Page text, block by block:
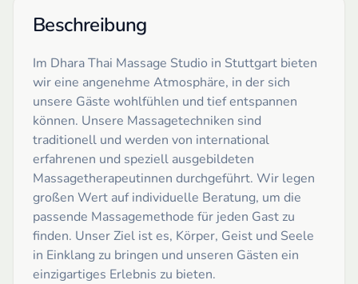
Beschreibung
Im Dhara Thai Massage Studio in Stuttgart bieten
wir eine angenehme Atmosphäre, in der sich
unsere Gäste wohlfühlen und tief entspannen
können. Unsere Massagetechniken sind
traditionell und werden von international
erfahrenen und speziell ausgebildeten
Massagetherapeutinnen durchgeführt. Wir legen
großen Wert auf individuelle Beratung, um die
passende Massagemethode für jeden Gast zu
finden. Unser Ziel ist es, Körper, Geist und Seele
in Einklang zu bringen und unseren Gästen ein
einzigartiges Erlebnis zu bieten.